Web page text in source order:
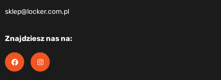
sklep@locker.com.pl
Znajdziesz nas na: